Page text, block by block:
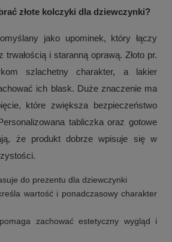
złote kolczyki dla dziewczynki?
jako upominek, który łączy
trwałością i staranną oprawą. Złoto pr.
szlachetny charakter, a lakier
ich blask. Duże znaczenie ma
które zwiększa bezpieczeństwo
tabliczka oraz gotowe
że produkt dobrze wpisuje się w
do prezentu dla dziewczynki
wartość i ponadczasowy charakter
zachować estetyczny wygląd i